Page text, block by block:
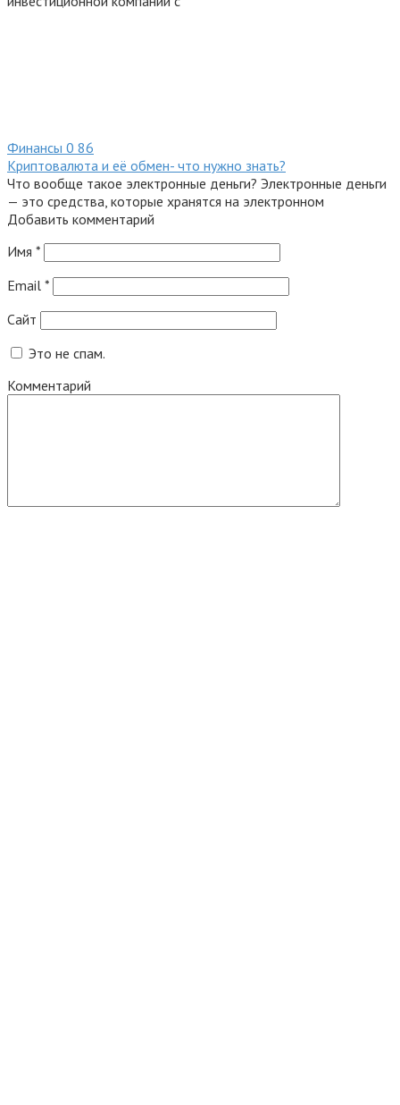
Финансы 0 86
Криптовалюта и её обмен- что нужно знать?
Что вообще такое электронные деньги? Электронные деньги
— это средства, которые хранятся на электронном
Добавить комментарий
Имя *
Email *
Сайт
Это не спам.
Комментарий